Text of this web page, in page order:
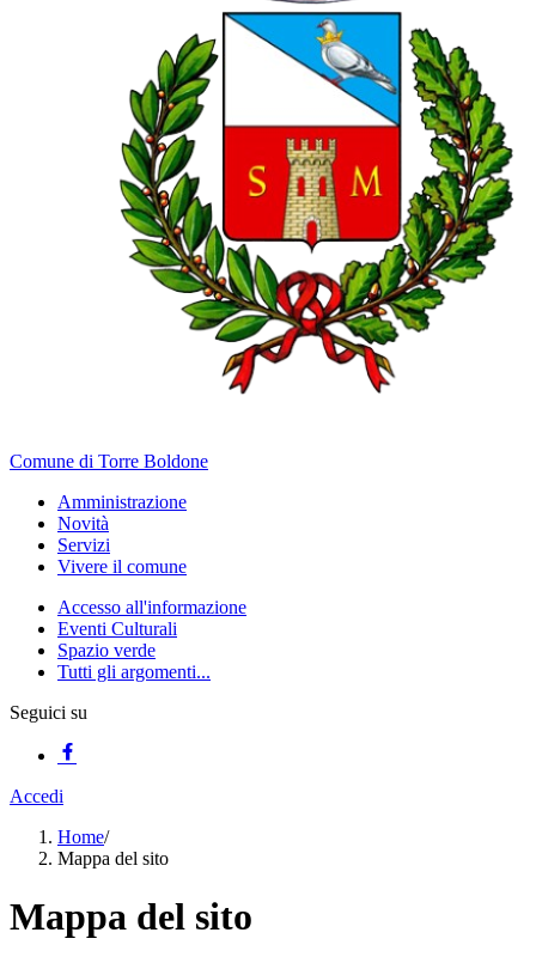
Comune di Torre Boldone
Amministrazione
Novità
Servizi
Vivere il comune
Accesso all'informazione
Eventi Culturali
Spazio verde
Tutti gli argomenti...
Seguici su
Accedi
Home/
Mappa del sito
Mappa del sito